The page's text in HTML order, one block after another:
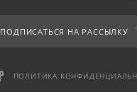
ПОДПИСАТЬСЯ НА РАССЫЛКУ
ПОЛИТИКА